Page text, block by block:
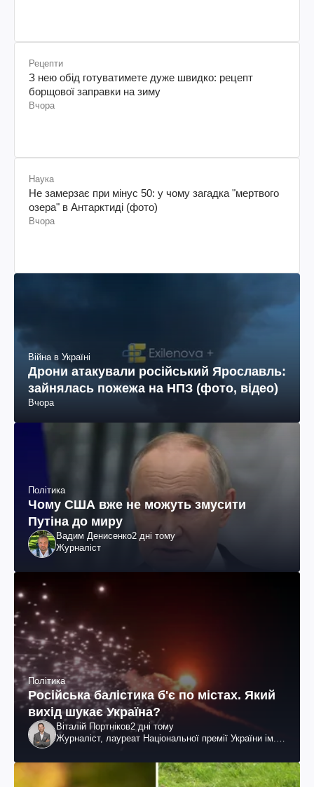
Рецепти
З нею обід готуватимете дуже швидко: рецепт
борщової заправки на зиму
Вчора
Наука
Не замерзає при мінус 50: у чому загадка "мертвого
озера" в Антарктиді (фото)
Вчора
Війна в Україні
Дрони атакували російський Ярославль:
зайнялась пожежа на НПЗ (фото, відео)
Вчора
Політика
Чому США вже не можуть змусити
Путіна до миру
Вадим Денисенко2 дні тому
Журналіст
Політика
Російська балістика б'є по містах. Який
вихід шукає Україна?
Віталій Портніков2 дні тому
Журналіст, лауреат Національної премії України ім.